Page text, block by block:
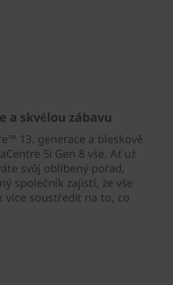
a skvělou zábavu
13. generace a bleskově
5i Gen 8 vše. Ať už
svůj oblíbený pořad,
společník zajistí, že vše
více soustředit na to, co